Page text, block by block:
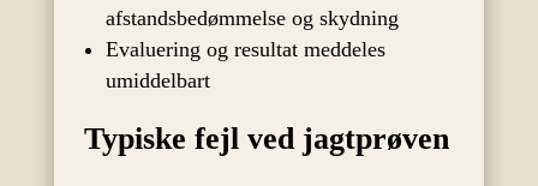
afstandsbedømmelse og skydning
Evaluering og resultat meddeles
umiddelbart
Typiske fejl ved jagtprøven